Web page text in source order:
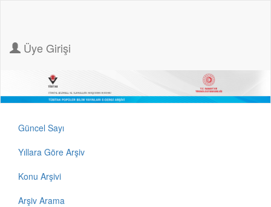
Üye Girişi
Güncel Sayı
Yıllara Göre Arşiv
Konu Arşivi
Arşiv Arama